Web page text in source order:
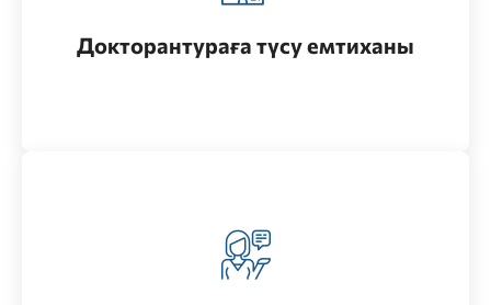
Докторантураға түсу емтиханы
Педагог ретінде жұмысқа қабылдау үшін,
педагогтерді аттестаттаудан өту үшін